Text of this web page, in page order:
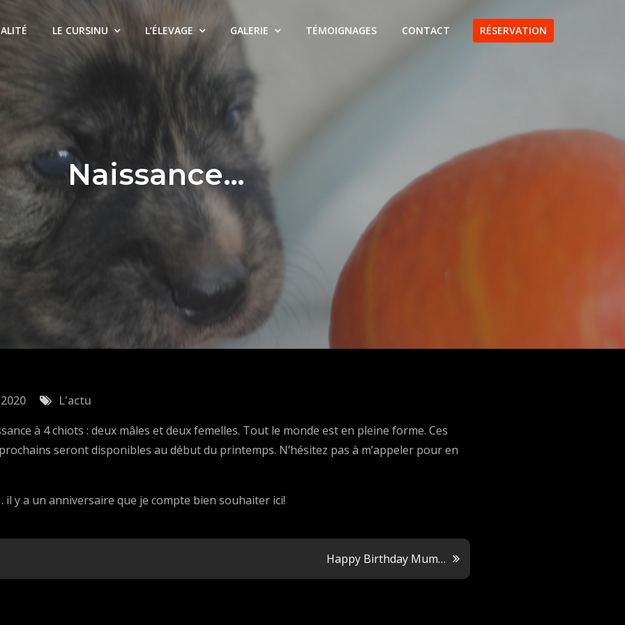
LE CURSINU L’ÉLEVAGE GALERIE TÉMOIGNAGES CONTACT RÉSERVATION
Naissance…
L'actu
à 4 chiots : deux mâles et deux femelles. Tout le monde est en pleine forme. Ces
seront disponibles au début du printemps. N’hésitez pas à m’appeler pour en
il y a un anniversaire que je compte bien souhaiter ici!
Happy Birthday Mum…